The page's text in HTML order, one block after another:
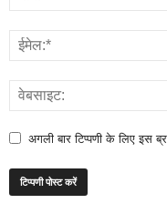
अगली बार टिप्पणी के लिए इस